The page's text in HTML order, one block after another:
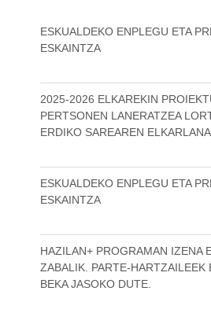
ESKUALDEKO ENPLEGU ETA
ESKAINTZA
2025-2026 ELKAREKIN
PERTSONEN LANERATZEA
ERDIKO SAREAREN
ESKUALDEKO ENPLEGU ETA
ESKAINTZA
HAZILAN+ PROGRAMAN IZENA
ZABALIK. PARTE-HARTZAILEEK
BEKA JASOKO DUTE.